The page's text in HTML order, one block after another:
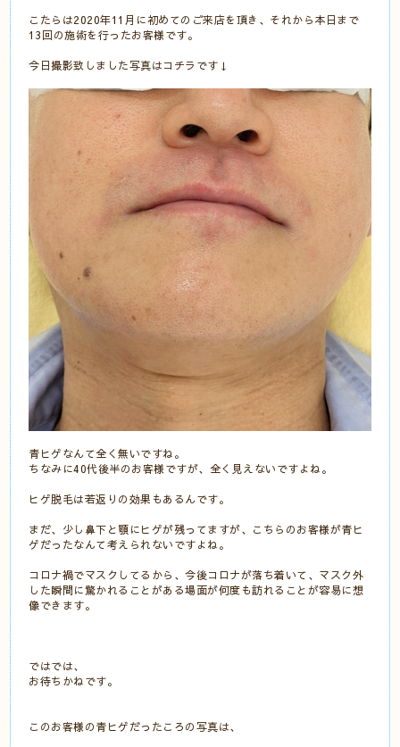
こたらは2020年11月に初めてのご来店を頂き、それから本日まで
13回の施術を行ったお客様です。
今日撮影致しました写真はコチラです↓
青ヒゲなんて全く無いですね。
ちなみに40代後半のお客様ですが、全く見えないですよね。
ヒゲ脱毛は若返りの効果もあるんです。
まだ、少し鼻下と顎にヒゲが残ってますが、こちらのお客様が青ヒ
ゲだったなんて考えられないですよね。
コロナ禍でマスクしてるから、今後コロナが落ち着いて、マスク外
した瞬間に驚かれることがある場面が何度も訪れることが容易に想
像できます。
ではでは、
お待ちかねです。
このお客様の青ヒゲだったころの写真は、